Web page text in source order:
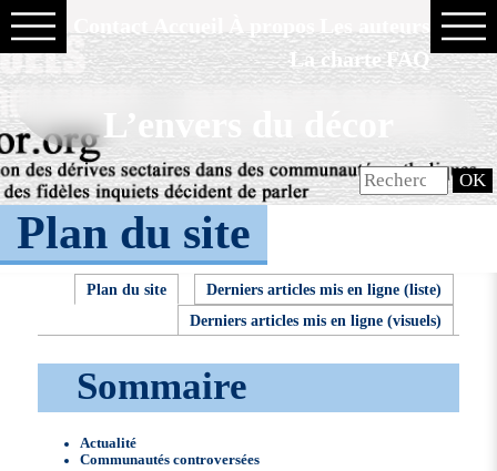
La charte FAQ
L’envers du décor
Plan du site
Plan du site
Derniers articles mis en ligne (liste)
Derniers articles mis en ligne (visuels)
Sommaire
Actualité
Communautés controversées